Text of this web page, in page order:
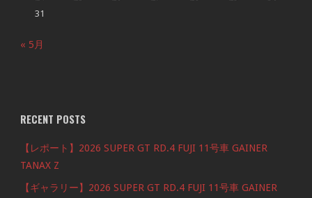
31
« 5月
RECENT POSTS
【レポート】2026 SUPER GT RD.4 FUJI 11号車 GAINER
TANAX Z
【ギャラリー】2026 SUPER GT RD.4 FUJI 11号車 GAINER